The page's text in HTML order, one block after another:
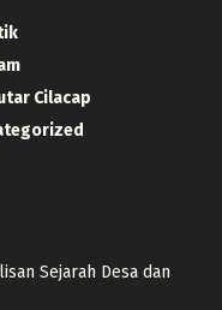
Cilacap
Sejarah Desa dan